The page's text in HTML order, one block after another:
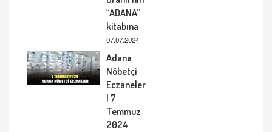
“ADANA”
kitabına
07.07.2024
Adana
Nöbetçi
Eczaneler
| 7
Temmuz
2024